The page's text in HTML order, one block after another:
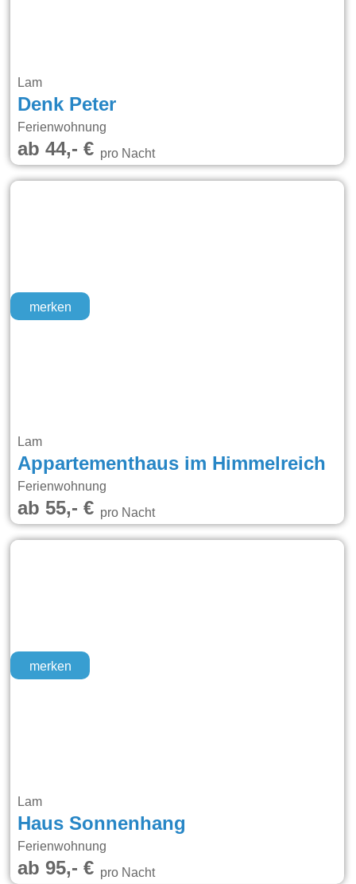
Lam
Denk Peter
Ferienwohnung
ab 44,- €pro Nacht
merken
Lam
Appartementhaus im Himmelreich
Ferienwohnung
ab 55,- €pro Nacht
merken
Lam
Haus Sonnenhang
Ferienwohnung
ab 95,- €pro Nacht